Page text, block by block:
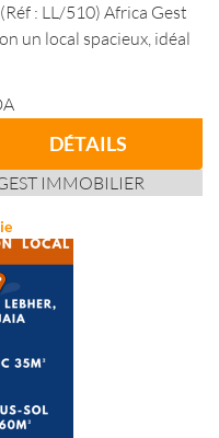
: LL/510) Africa Gest
un local spacieux, idéal
DÉTAILS
IMMOBILIER